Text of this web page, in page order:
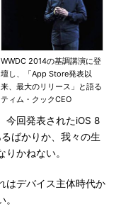
WWDC 2014の基調講演に登
壇し、「App Store発表以
来、最大のリリース」と語る
ティム・クックCEO
今回発表されたiOS 8
ばかりか、我々の生
かねない。
はデバイス主体時代か